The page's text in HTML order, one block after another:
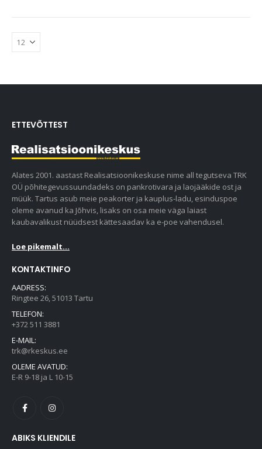
ETTEVÕTTEST
Alates 2001. aastast Realisatsioonikeskuse nime all tegutseva TRK
OÜ põhitegevussuundadeks on pankrotivara ja laojääkide ost ja
müük. Tartus asub meie peakorter ja kauplus-ladu, esinduspoe
oleme avanud ka Jõhvis, lisaks on osa meie väga laiast
kaubavalikust nüüdsest kättesaadav ka e-poe vahendusel.
Loe pikemalt...
KONTAKTINFO
AADRESS:
Ringtee 26, 51013 Tartu
TELEFON:
+372 511 3881
E-MAIL:
trk@rkeskus.ee
OLEME AVATUD:
E-R 9-18 ja L 10-15
ABIKS KLIENDILE